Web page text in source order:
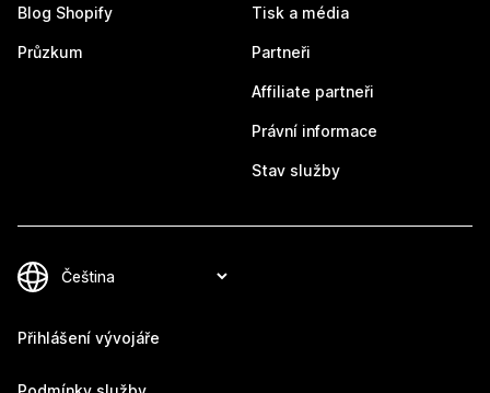
Blog Shopify
Průzkum
Tisk a média
Partneři
Affiliate partneři
Právní informace
Stav služby
Přihlášení vývojáře